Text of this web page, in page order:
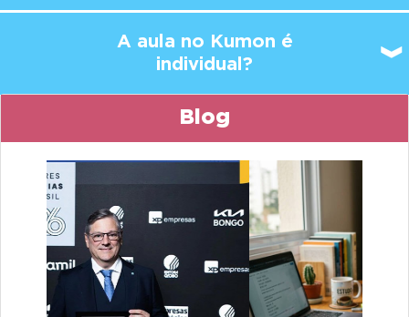
A aula no Kumon é
individual?
Blog